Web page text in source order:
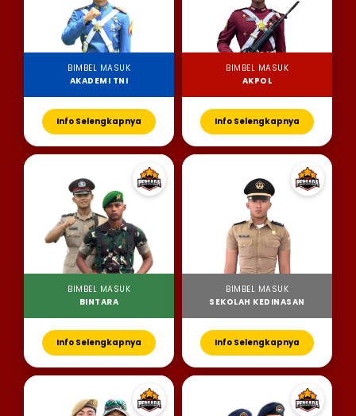
BIMBEL MASUK
AKADEMI TNI
Info Selengkapnya
BIMBEL MASUK
AKPOL
Info Selengkapnya
BIMBEL MASUK
BINTARA
Info Selengkapnya
BIMBEL MASUK
SEKOLAH KEDINASAN
Info Selengkapnya